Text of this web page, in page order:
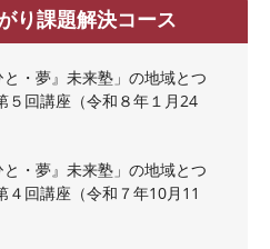
り課題解決コース
・夢』未来塾」の地域とつ
５回講座（令和８年１月24
・夢』未来塾」の地域とつ
４回講座（令和７年10月11